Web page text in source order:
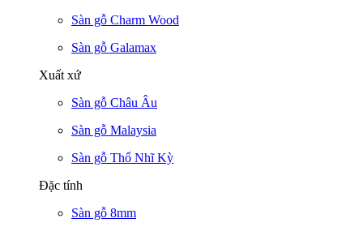
Sàn gỗ Charm Wood
Sàn gỗ Galamax
Xuất xứ
Sàn gỗ Châu Âu
Sàn gỗ Malaysia
Sàn gỗ Thổ Nhĩ Kỳ
Đặc tính
Sàn gỗ 8mm